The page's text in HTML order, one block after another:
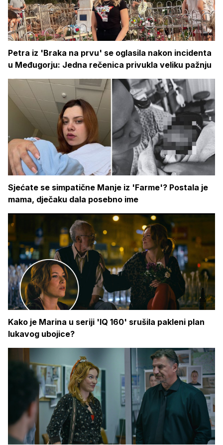
Petra iz 'Braka na prvu' se oglasila nakon incidenta
u Međugorju: Jedna rečenica privukla veliku pažnju
Sjećate se simpatične Manje iz 'Farme'? Postala je
mama, dječaku dala posebno ime
Kako je Marina u seriji 'IQ 160' srušila pakleni plan
lukavog ubojice?